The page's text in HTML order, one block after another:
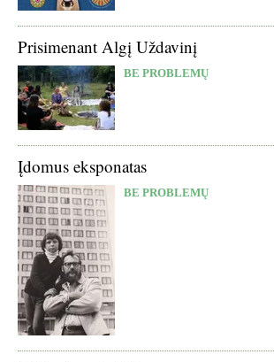
Prisimenant Algį Uždavinį
BE PROBLEMŲ
Įdomus eksponatas
BE PROBLEMŲ